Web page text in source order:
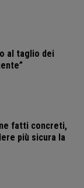
al taglio dei
fatti concreti,
più sicura la